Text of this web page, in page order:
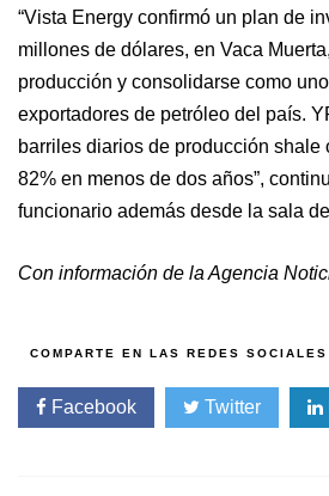
“Vista Energy confirmó un plan de
millones de dólares, en Vaca
producción y consolidarse como
exportadores de petróleo del país.
barriles diarios de producción shale
82% en menos de dos años”,
funcionario además desde la sala
Con información de la Agencia
Facebook Twitter